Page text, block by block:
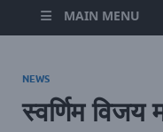
MAIN MENU
NEWS
स्वर्णिम